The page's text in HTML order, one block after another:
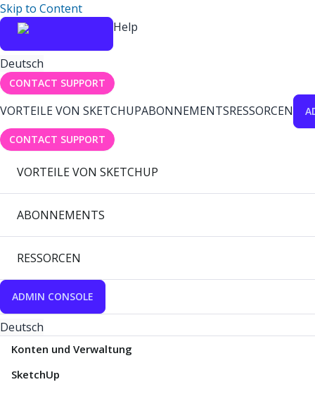
Skip to Content
Help
Deutsch
CONTACT SUPPORT
VORTEILE VON SKETCHUPABONNEMENTSRESSORCEN
CONTACT SUPPORT
VORTEILE VON SKETCHUP
ABONNEMENTS
RESSORCEN
ADMIN CONSOLE
Deutsch
Konten und Verwaltung
SketchUp